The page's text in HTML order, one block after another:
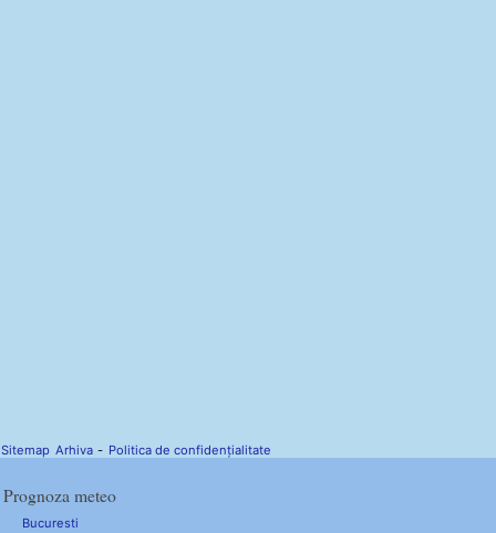
Sitemap Arhiva - Politica de confidențialitate
Prognoza meteo
Bucuresti